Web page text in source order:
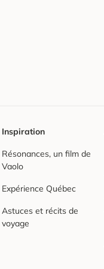
Inspiration
Résonances, un film de
Vaolo
Expérience Québec
Astuces et récits de
voyage